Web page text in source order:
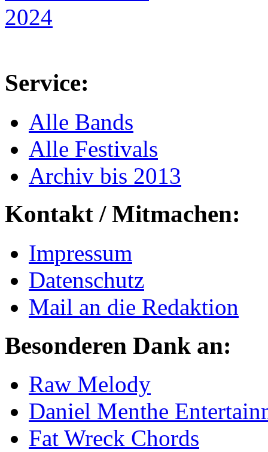
Service:
Alle Bands
Alle Festivals
Archiv bis 2013
Kontakt / Mitmachen:
Impressum
Datenschutz
Mail an die Redaktion
Besonderen Dank an:
Raw Melody
Daniel Menthe
Fat Wreck Chords